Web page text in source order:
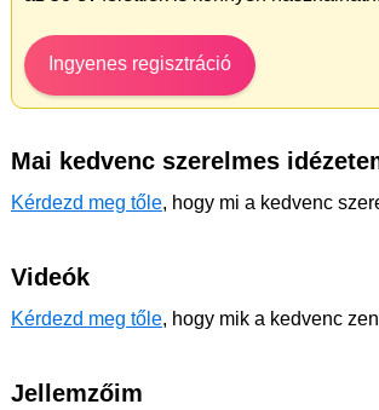
Ingyenes regisztráció
Mai kedvenc szerelmes
Kérdezd meg tőle, hogy mi a kedvenc
Videók
Kérdezd meg tőle, hogy mik a kedvenc
Jellemzőim